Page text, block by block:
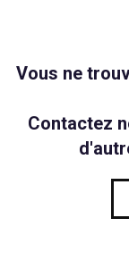
Vous ne
Contactez